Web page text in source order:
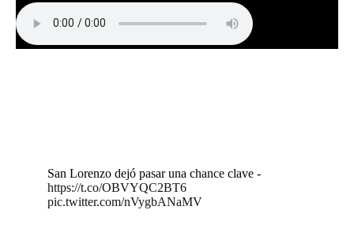
San Lorenzo dejó pasar una chance clave -
https://t.co/OBVYQC2BT6
pic.twitter.com/nVygbANaMV